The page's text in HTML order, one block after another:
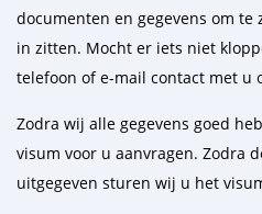
documenten en gegevens om
in zitten. Mocht er iets niet
telefoon of e-mail contact met u
Zodra wij alle gegevens goed
visum voor u aanvragen. Zodra
uitgegeven sturen wij u het